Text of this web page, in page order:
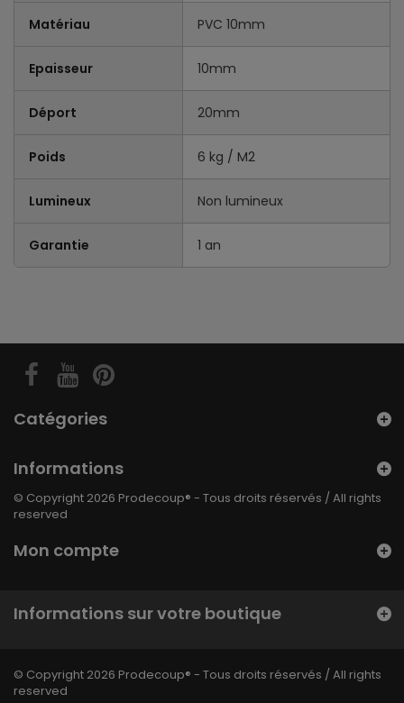
Matériau PVC 10mm
Epaisseur 10mm
Déport 20mm
Poids 6 kg / M2
Lumineux Non lumineux
Garantie 1 an
Catégories
Informations
© Copyright 2026 Prodecoup® - Tous droits réservés / All rights
reserved
Mon compte
Informations sur votre boutique
© Copyright 2026 Prodecoup® - Tous droits réservés / All rights
reserved